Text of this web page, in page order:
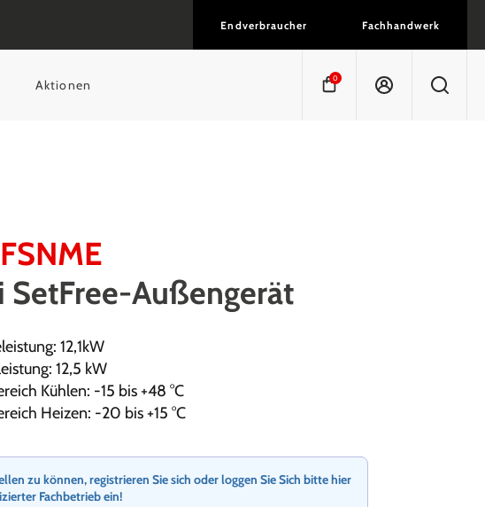
Endverbraucher Fachhandwerk
Aktionen 0
SetFree-Außengerät
12,1kW
12,5 kW
Kühlen: -15 bis +48 °C
Heizen: -20 bis +15 °C
zu können, registrieren Sie sich oder loggen Sie Sich bitte hier
Fachbetrieb ein!